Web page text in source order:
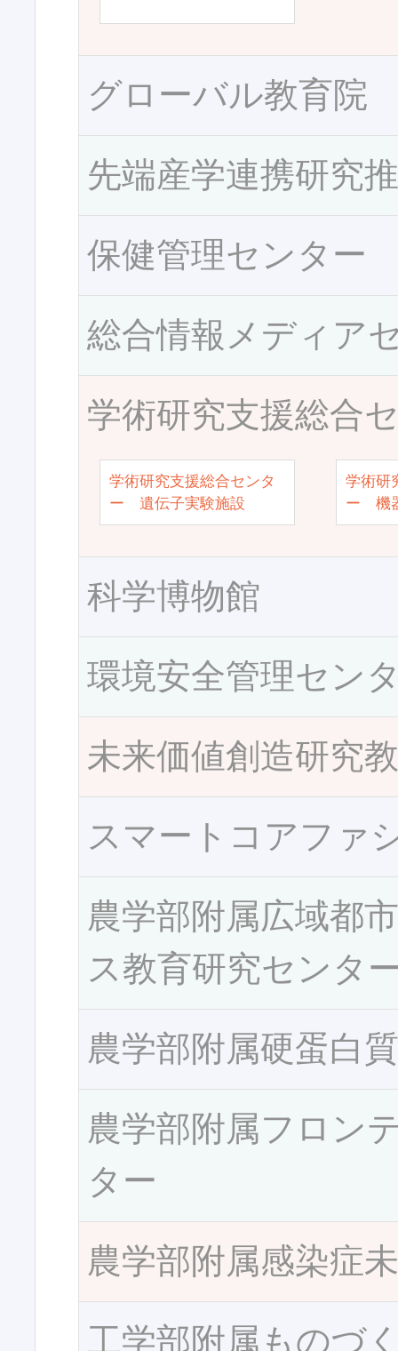
グローバル教育院
先端産学連携研究
保健管理センター
総合情報メディア
学術研究支援総合
学術研究支援総合センタ
ー 遺伝子実験施設
学術研
ー 機
科学博物館
環境安全管理セン
未来価値創造研究
スマートコアファ
農学部附属広域都
ス教育研究センタ
農学部附属硬蛋白
農学部附属フロン
ター
農学部附属感染症
工学部附属ものづ